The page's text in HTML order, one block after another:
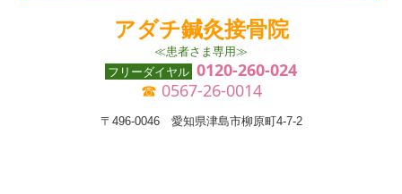
アダチ鍼灸接骨院
≪患者さま専用≫
フリーダイヤル 0120-260-024
☎ 0567-26-0014
〒496-0046 愛知県津島市柳原町4-7-2